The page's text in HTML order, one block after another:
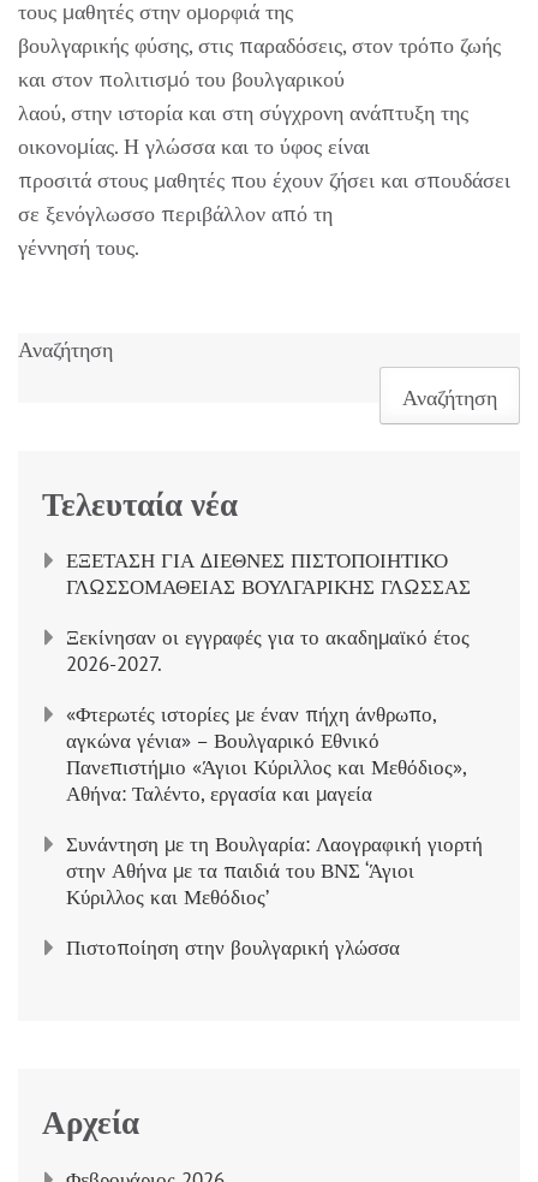
τους μαθητές στην ομορφιά της
βουλγαρικής φύσης, στις παραδόσεις, στον τρόπο ζωής
και στον πολιτισμό του βουλγαρικού
λαού, στην ιστορία και στη σύγχρονη ανάπτυξη της
οικονομίας. Η γλώσσα και το ύφος είναι
προσιτά στους μαθητές που έχουν ζήσει και σπουδάσει
σε ξενόγλωσσο περιβάλλον από τη
γέννησή τους.
Αναζήτηση
Αναζήτηση
Τελευταία νέα
ΕΞΕΤΑΣΗ ΓΙΑ ΔΙΕΘΝΕΣ ΠΙΣΤΟΠΟΙΗΤΙΚΟ
ΓΛΩΣΣΟΜΑΘΕΙΑΣ ΒΟΥΛΓΑΡΙΚΗΣ ΓΛΩΣΣΑΣ
Ξεκίνησαν οι εγγραφές για το ακαδημαϊκό έτος
2026-2027.
«Φτερωτές ιστορίες με έναν πήχη άνθρωπο,
αγκώνα γένια» – Βουλγαρικό Εθνικό
Πανεπιστήμιο «Άγιοι Κύριλλος και Μεθόδιος»,
Αθήνα: Ταλέντο, εργασία και μαγεία
Συνάντηση με τη Βουλγαρία: Λαογραφική γιορτή
στην Αθήνα με τα παιδιά του ΒΝΣ ‘Άγιοι
Κύριλλος και Μεθόδιος’
Πιστοποίηση στην βουλγαρική γλώσσα
Αρχεία